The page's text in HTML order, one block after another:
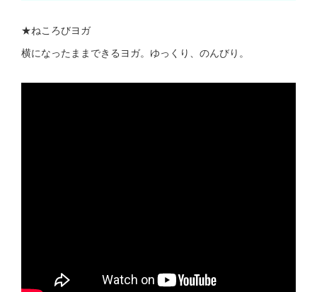
★ねころびヨガ
横になったままできるヨガ。ゆっくり、のんびり。